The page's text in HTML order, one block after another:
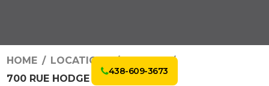
438-609-3673
HOME LOCATIONS
3169247
700 RUE HODGE